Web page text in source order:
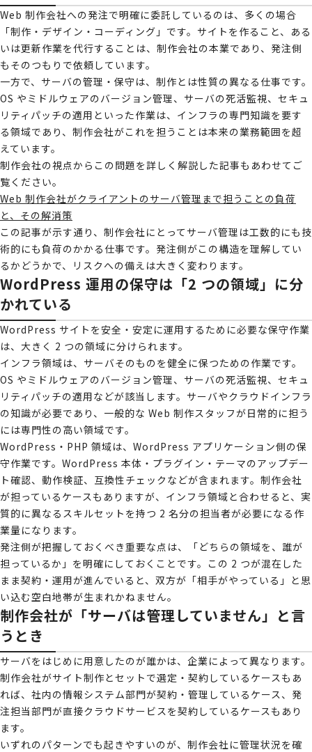
Web 制作会社への発注で明確に委託しているのは、多くの場合
「制作・デザイン・コーディング」です。サイトを作ること、ある
いは更新作業を代行することは、制作会社の本業であり、発注側
もそのつもりで依頼しています。
一方で、サーバの管理・保守は、制作とは性質の異なる仕事です。
OS やミドルウェアのバージョン管理、サーバの死活監視、セキュ
リティパッチの適用といった作業は、インフラの専門知識を要す
る領域であり、制作会社がこれを担うことは本来の業務範囲を超
えています。
制作会社の視点からこの問題を詳しく解説した記事もあわせてご
覧ください。
Web 制作会社がクライアントのサーバ管理まで担うことの負荷
と、その解消策
この記事が示す通り、制作会社にとってサーバ管理は工数的にも技
術的にも負荷のかかる仕事です。発注側がこの構造を理解してい
るかどうかで、リスクへの備えは大きく変わります。
WordPress 運用の保守は「2 つの領域」に分
かれている
WordPress サイトを安全・安定に運用するために必要な保守作業
は、大きく 2 つの領域に分けられます。
インフラ領域は、サーバそのものを健全に保つための作業です。
OS やミドルウェアのバージョン管理、サーバの死活監視、セキュ
リティパッチの適用などが該当します。サーバやクラウドインフラ
の知識が必要であり、一般的な Web 制作スタッフが日常的に担う
には専門性の高い領域です。
WordPress・PHP 領域は、WordPress アプリケーション側の保
守作業です。WordPress 本体・プラグイン・テーマのアップデー
ト確認、動作検証、互換性チェックなどが含まれます。制作会社
が担っているケースもありますが、インフラ領域と合わせると、実
質的に異なるスキルセットを持つ 2 名分の担当者が必要になる作
業量になります。
発注側が把握しておくべき重要な点は、「どちらの領域を、誰が
担っているか」を明確にしておくことです。この 2 つが混在した
まま契約・運用が進んでいると、双方が「相手がやっている」と思
い込む空白地帯が生まれかねません。
制作会社が「サーバは管理していません」と言
うとき
サーバをはじめに用意したのが誰かは、企業によって異なります。
制作会社がサイト制作とセットで選定・契約しているケースもあ
れば、社内の情報システム部門が契約・管理しているケース、発
注担当部門が直接クラウドサービスを契約しているケースもあり
ます。
いずれのパターンでも起きやすいのが、制作会社に管理状況を確